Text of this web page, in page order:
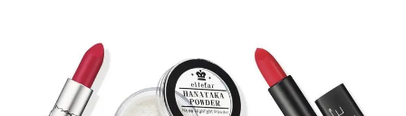
ファッションニュース
モデル私服
着回し
BEAUTY
ビューティニュース
トレンドメイク
SCHOOL